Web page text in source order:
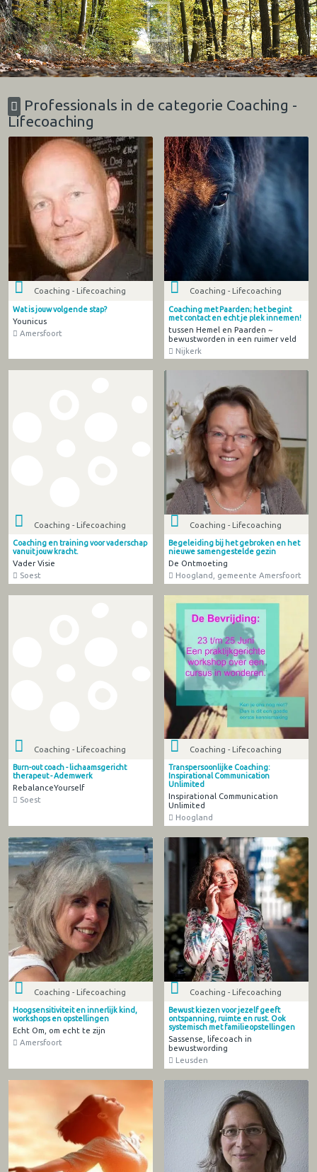
Professionals in de categorie Coaching -
Lifecoaching
Coaching - Lifecoaching
Wat is jouw volgende stap?
Younicus
Amersfoort
Coaching - Lifecoaching
Coaching met Paarden; het begint
met contact en echt je plek innemen!
tussen Hemel en Paarden ~
bewustworden in een ruimer veld
Nijkerk
Coaching - Lifecoaching
Coaching en training voor vaderschap
vanuit jouw kracht.
Vader Visie
Soest
Coaching - Lifecoaching
Begeleiding bij het gebroken en het
nieuwe samengestelde gezin
De Ontmoeting
Hoogland, gemeente Amersfoort
Coaching - Lifecoaching
Burn-out coach - lichaamsgericht
therapeut - Ademwerk
RebalanceYourself
Soest
Coaching - Lifecoaching
Transpersoonlijke Coaching:
Inspirational Communication
Unlimited
Inspirational Communication
Unlimited
Hoogland
Coaching - Lifecoaching
Hoogsensitiviteit en innerlijk kind,
workshops en opstellingen
Echt Om, om echt te zijn
Amersfoort
Coaching - Lifecoaching
Bewust kiezen voor jezelf geeft
ontspanning, ruimte en rust. Ook
systemisch met familieopstellingen
Sassense, lifecoach in
bewustwording
Leusden